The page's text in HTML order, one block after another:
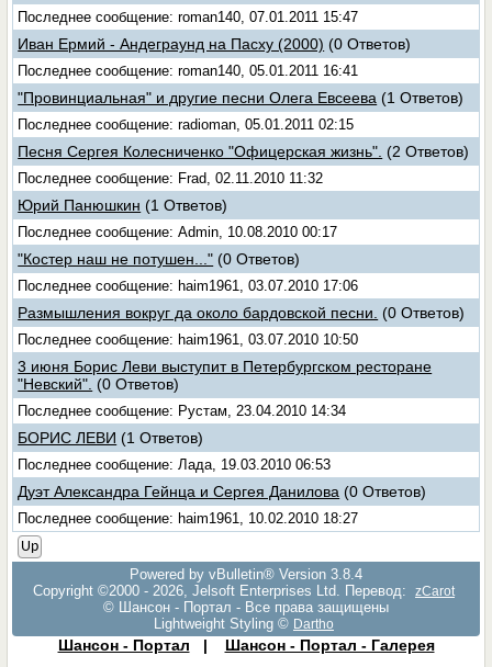
Последнее сообщение: roman140, 07.01.2011 15:47
Иван Ермий - Андеграунд на Пасху (2000) (0 Ответов)
Последнее сообщение: roman140, 05.01.2011 16:41
"Провинциальная" и другие песни Олега Евсеева (1 Ответов)
Последнее сообщение: radioman, 05.01.2011 02:15
Песня Сергея Колесниченко "Офицерская жизнь". (2 Ответов)
Последнее сообщение: Frad, 02.11.2010 11:32
Юрий Панюшкин (1 Ответов)
Последнее сообщение: Admin, 10.08.2010 00:17
"Костер наш не потушен..." (0 Ответов)
Последнее сообщение: haim1961, 03.07.2010 17:06
Размышления вокруг да около бардовской песни. (0 Ответов)
Последнее сообщение: haim1961, 03.07.2010 10:50
3 июня Борис Леви выступит в Петербургском ресторане
"Невский". (0 Ответов)
Последнее сообщение: Рустам, 23.04.2010 14:34
БОРИС ЛЕВИ (1 Ответов)
Последнее сообщение: Лада, 19.03.2010 06:53
Дуэт Александра Гейнца и Сергея Данилова (0 Ответов)
Последнее сообщение: haim1961, 10.02.2010 18:27
Up
Powered by vBulletin® Version 3.8.4
Copyright ©2000 - 2026, Jelsoft Enterprises Ltd. Перевод:
zCarot
© Шансон - Портал - Все права защищены
Lightweight Styling © Dartho
Шансон - Портал | Шансон - Портал - Галерея